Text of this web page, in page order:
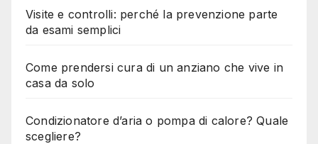
Visite e controlli: perché la prevenzione parte
da esami semplici
Come prendersi cura di un anziano che vive in
casa da solo
Condizionatore d’aria o pompa di calore? Quale
scegliere?